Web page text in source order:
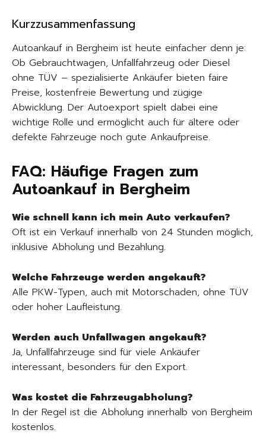
Kurzzusammenfassung
Autoankauf in Bergheim ist heute einfacher denn je:
Ob Gebrauchtwagen, Unfallfahrzeug oder Diesel
ohne TÜV – spezialisierte Ankäufer bieten faire
Preise, kostenfreie Bewertung und zügige
Abwicklung. Der Autoexport spielt dabei eine
wichtige Rolle und ermöglicht auch für ältere oder
defekte Fahrzeuge noch gute Ankaufpreise.
FAQ: Häufige Fragen zum
Autoankauf in Bergheim
Wie schnell kann ich mein Auto verkaufen?
Oft ist ein Verkauf innerhalb von 24 Stunden möglich,
inklusive Abholung und Bezahlung.
Welche Fahrzeuge werden angekauft?
Alle PKW-Typen, auch mit Motorschaden, ohne TÜV
oder hoher Laufleistung.
Werden auch Unfallwagen angekauft?
Ja, Unfallfahrzeuge sind für viele Ankäufer
interessant, besonders für den Export.
Was kostet die Fahrzeugabholung?
In der Regel ist die Abholung innerhalb von Bergheim
kostenlos.